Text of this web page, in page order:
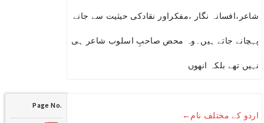
شاعر،افسانہ نگار ،مفکراور نقادکی حیثیت سے جانے
پہچانے جاتے ہیں۔وہ محض صاحبِ اسلوب شاعر ہی
نہیں تھے بلکہ انھوں
اردو کے مختلف نام←
Page No.